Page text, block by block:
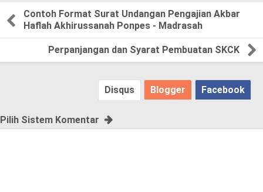
Contoh Format Surat Undangan Pengajian Akbar
Haflah Akhirussanah Ponpes - Madrasah
Perpanjangan dan Syarat Pembuatan SKCK
Facebook
Blogger
Disqus
Pilih Sistem Komentar